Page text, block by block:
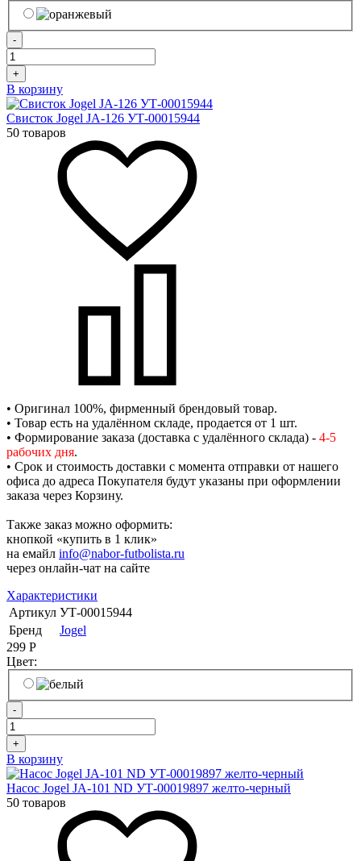
-
+
В корзину
Свисток Jogel JA-126 УТ-00015944
50 товаров
• Оригинал 100%, фирменный брендовый товар.
• Товар есть на удалённом складе, продается от 1 шт.
• Формирование заказа (доставка с удалённого склада) - 4-5
рабочих дня.
• Срок и стоимость доставки с момента отправки от нашего
офиса до адреса Покупателя будут указаны при оформлении
заказа через Корзину.
Также заказ можно оформить:
кнопкой «купить в 1 клик»
на емайл info@nabor-futbolista.ru
через онлайн-чат на сайте
Характеристики
Артикул УТ-00015944
Бренд
Jogel
299 Р
Цвет:
-
+
В корзину
Насос Jogel JA-101 ND УТ-00019897 желто-черный
50 товаров